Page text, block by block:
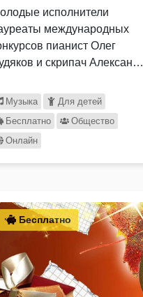
исполнители
международных
пианист Олег
и скрипач Александр
из …
Музыка
Для детей
Бесплатно
Общество
Онлайн
Бесплатно